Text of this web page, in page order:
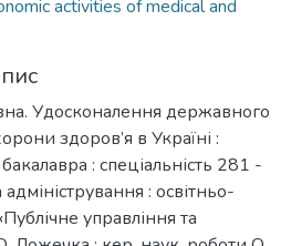
activities of medical and
Удосконалення державного
здоров’я в Україні :
: спеціальність 281 -
: освітньо-
управління та